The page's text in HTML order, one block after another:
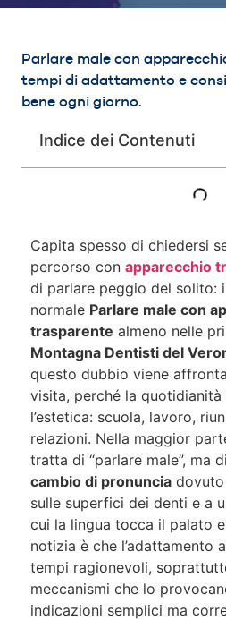
Parlare male con
tempi di adattamento e
bene ogni giorno.
Indice dei Contenuti
Capita spesso di chiedersi
percorso con apparecchio
di parlare peggio del solito:
normale Parlare male con
trasparente almeno nelle
Montagna Dentisti del
questo dubbio viene
visita, perché la
l’estetica: scuola, lavoro,
relazioni. Nella maggior
tratta di “parlare male”, ma
cambio di pronuncia dovuto
sulle superfici dei denti e a
cui la lingua tocca il palato
notizia è che l’adattamento
tempi ragionevoli,
meccanismi che lo
indicazioni semplici ma